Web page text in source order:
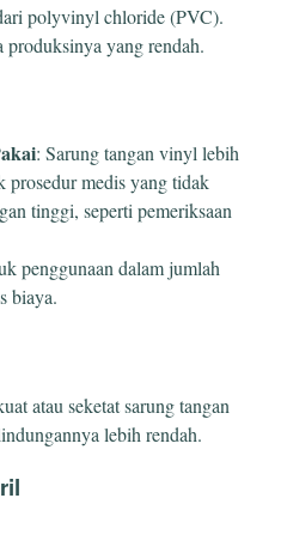
polyvinyl chloride (PVC).
yang rendah.
: Sarung tangan vinyl lebih
prosedur medis yang tidak
tinggi, seperti pemeriksaan
penggunaan dalam jumlah
biaya.
atau seketat sarung tangan
lebih rendah.